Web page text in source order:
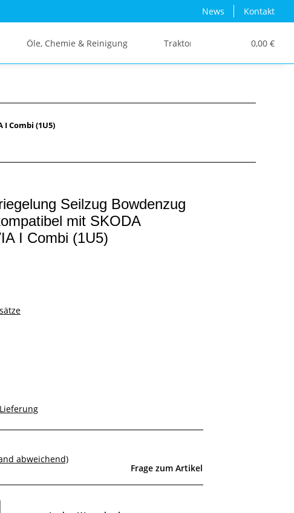
News Kontakt
0,00 €
Öle, Chemie & Reinigung Traktor/Schlepper/LKW
Combi (1U5)
Seilzug Bowdenzug
mit SKODA
I Combi (1U5)
abweichend)
Frage zum Artikel